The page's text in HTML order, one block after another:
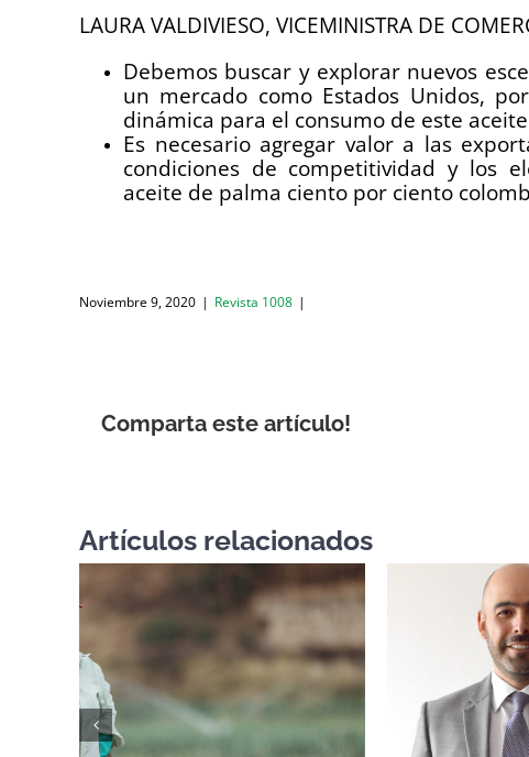
LAURA VALDIVIESO, VICEMINISTRA DE
Debemos buscar y explorar nuevos
un mercado como Estados Unidos,
dinámica para el consumo de este
Es necesario agregar valor a las
condiciones de competitividad y los
aceite de palma ciento por ciento
Noviembre 9, 2020 | Revista 1008 |
Comparta este artículo!
Artículos relacionados